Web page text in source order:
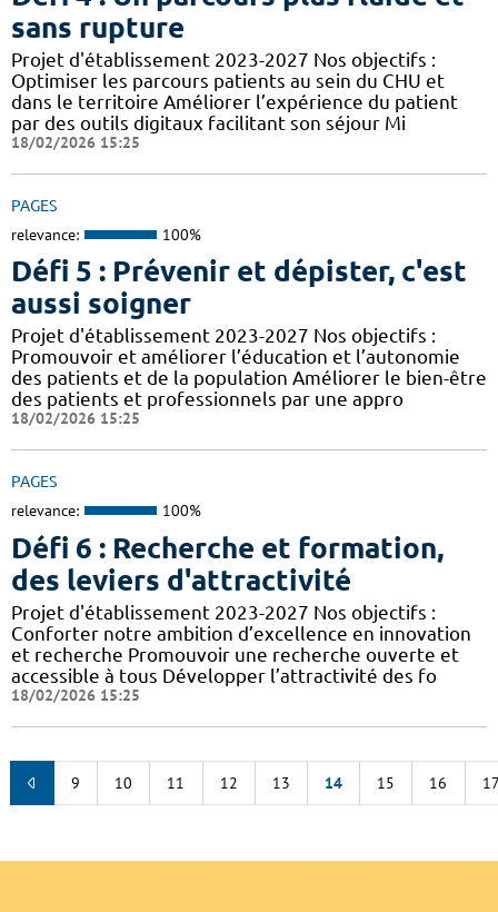
sans rupture
Projet d'établissement 2023-2027 Nos objectifs :
Optimiser les parcours patients au sein du CHU et
dans le territoire Améliorer l’expérience du patient
par des outils digitaux facilitant son séjour Mi
18/02/2026 15:25
PAGES
relevance: 100%
Défi 5 : Prévenir et dépister, c'est
aussi soigner
Projet d'établissement 2023-2027 Nos objectifs :
Promouvoir et améliorer l’éducation et l’autonomie
des patients et de la population Améliorer le bien-être
des patients et professionnels par une appro
18/02/2026 15:25
PAGES
relevance: 100%
Défi 6 : Recherche et formation,
des leviers d'attractivité
Projet d'établissement 2023-2027 Nos objectifs :
Conforter notre ambition d’excellence en innovation
et recherche Promouvoir une recherche ouverte et
accessible à tous Développer l’attractivité des fo
18/02/2026 15:25
9 10 11 12 13 14 15 16